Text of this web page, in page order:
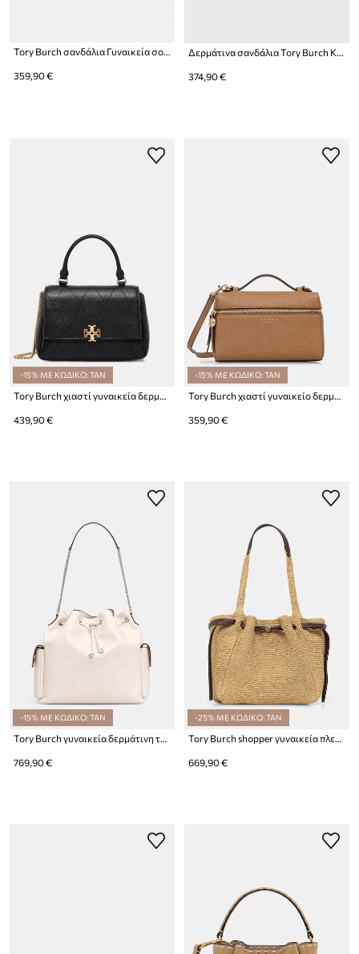
359,90 €
Δερμάτινα σανδάλια Tory Burch Kira Sport
374,90 €
-15% ΜΕ ΚΩΔΙΚΟ: TAN
439,90 €
-15% ΜΕ ΚΩΔΙΚΟ: TAN
359,90 €
-15% ΜΕ ΚΩΔΙΚΟ: TAN
Tory Burch γυναικεία δερμάτινη τσάντα πουγκί Charlie
769,90 €
-25% ΜΕ ΚΩΔΙΚΟ: TAN
Tory Burch shopper γυναικεία πλεκτή Romy
669,90 €